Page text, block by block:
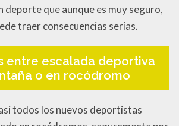
deporte que aunque es muy seguro,
traer consecuencias serias.
entre escalada deportiva
o en rocódromo
todos los nuevos deportistas